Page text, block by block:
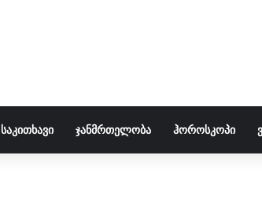
საკითხავი ჯანმრთელობა ჰოროსკოპი